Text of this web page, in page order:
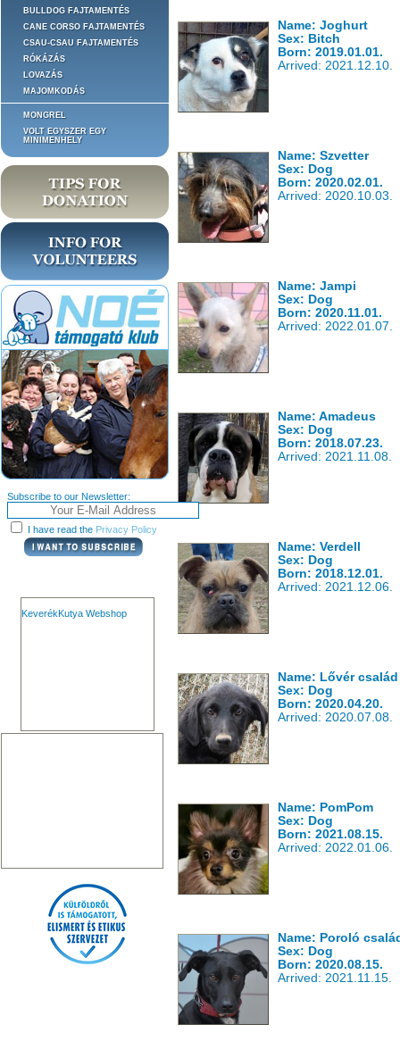
BULLDOG FAJTAMENTÉS
CANE CORSO FAJTAMENTÉS
CSAU-CSAU FAJTAMENTÉS
RÓKÁZÁS
LOVAZÁS
MAJOMKODÁS
MONGREL
VOLT EGYSZER EGY
MINIMENHELY
Subscribe to our Newsletter:
I have read the Privacy Policy
KeverékKutya Webshop
Name: Joghurt
Sex: Bitch
Born: 2019.01.01.
Arrived: 2021.12.10.
Name: Szvetter
Sex: Dog
Born: 2020.02.01.
Arrived: 2020.10.03.
Name: Jampi
Sex: Dog
Born: 2020.11.01.
Arrived: 2022.01.07.
Name: Amadeus
Sex: Dog
Born: 2018.07.23.
Arrived: 2021.11.08.
Name: Verdell
Sex: Dog
Born: 2018.12.01.
Arrived: 2021.12.06.
Name: Lővér
Sex: Dog
Born: 2020.04.20.
Arrived: 2020.07.08.
Name: PomPom
Sex: Dog
Born: 2021.08.15.
Arrived: 2022.01.06.
Name: Poroló
Sex: Dog
Born: 2020.08.15.
Arrived: 2021.11.15.